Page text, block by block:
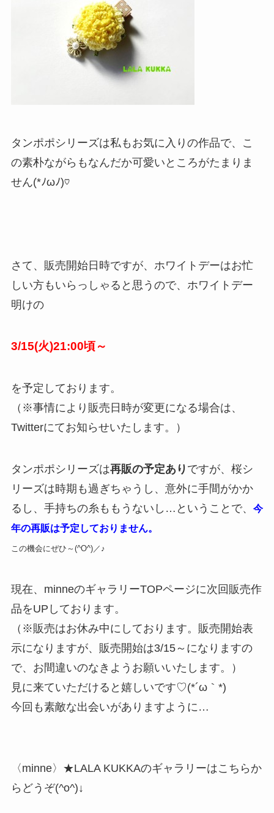
タンポポシリーズは私もお気に入りの作品で、こ
の素朴ながらもなんだか可愛いところがたまりま
せん(*ﾉωﾉ)♡
さて、販売開始日時ですが、ホワイトデーはお忙
しい方もいらっしゃると思うので、ホワイトデー
明けの
3/15(火)21:00頃～
を予定しております。
（※事情により販売日時が変更になる場合は、
Twitterにてお知らせいたします。）
タンポポシリーズは再販の予定あり ですが、桜シ
リーズは時期も過ぎちゃうし、意外に手間がかか
るし、手持ちの糸ももうないし…ということで、 今
年の再販は予定しておりません。
この機会にぜひ～(^O^)／♪
現在、minneのギャラリーTOPページに次回販売作
品をUPしております。
（※販売はお休み中にしております。販売開始表
示になりますが、販売開始は3/15～になりますの
で、お間違いのなきようお願いいたします。）
見に来ていただけると嬉しいです♡(*´ω｀*)
今回も素敵な出会いがありますように…
〈minne〉★LALA KUKKAのギャラリーはこちらか
らどうぞ(^o^)↓